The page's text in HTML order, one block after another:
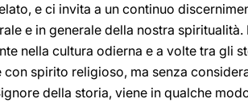
e ci invita a un continuo
e in generale della nostra spiritualità.
nella cultura odierna e a volte tra gli
con spirito religioso, ma senza
della storia, viene in qualche